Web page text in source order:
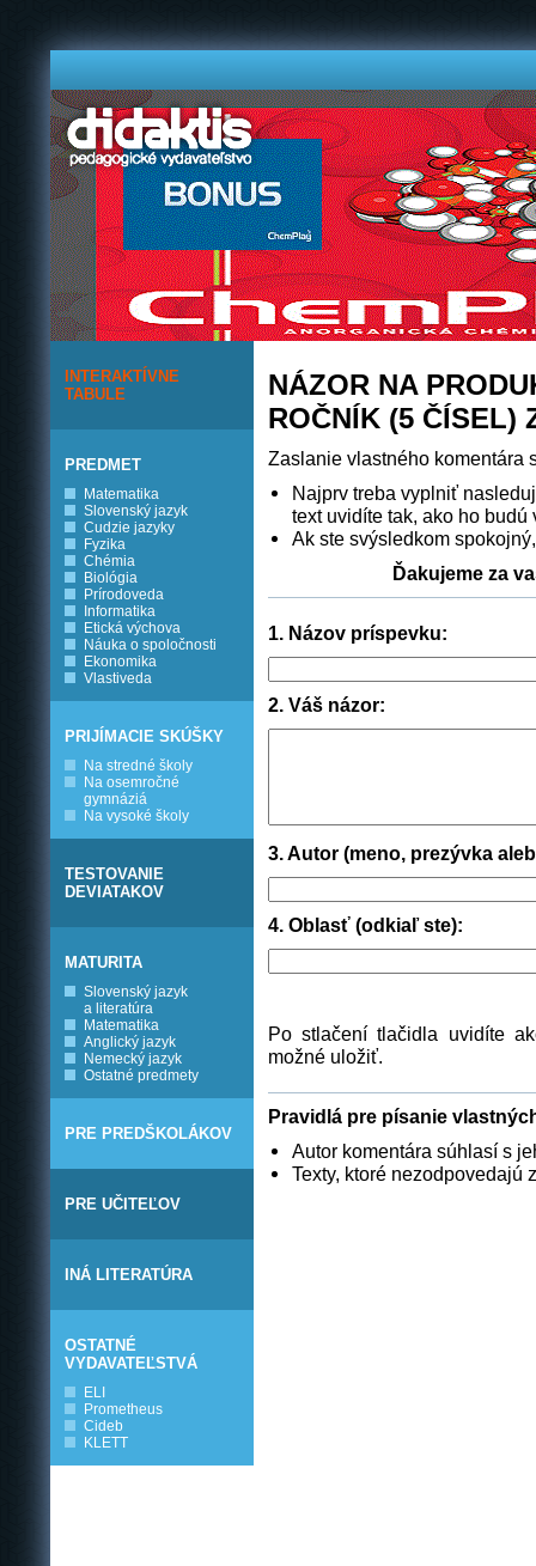
INTERAKTÍVNE
TABULE
PREDMET
Matematika
Slovenský jazyk
Cudzie jazyky
Fyzika
Chémia
Biológia
Prírodoveda
Informatika
Etická výchova
Náuka o spoločnosti
Ekonomika
Vlastiveda
PRIJÍMACIE SKÚŠKY
Na stredné školy
Na osemročné
gymnáziá
Na vysoké školy
TESTOVANIE
DEVIATAKOV
MATURITA
Slovenský jazyk
a literatúra
Matematika
Anglický jazyk
Nemecký jazyk
Ostatné predmety
PRE PREDŠKOLÁKOV
PRE UČITEĽOV
INÁ LITERATÚRA
OSTATNÉ
VYDAVATEĽSTVÁ
ELI
Prometheus
Cideb
KLETT
NÁZOR NA
ROČNÍK (5 ČÍSEL)
Zaslanie vlastného komentára
Najprv treba vyplniť
text uvidíte tak, ako ho
Ak ste svýsledkom
Ďakujeme za
1. Názov príspevku:
2. Váš názor:
3. Autor (meno, prezývka
4. Oblasť (odkiaľ ste):
Po stlačení tlačidla uvidíte
možné uložiť.
Pravidlá pre písanie
Autor komentára súhlasí s
Texty, ktoré nezodpovedajú